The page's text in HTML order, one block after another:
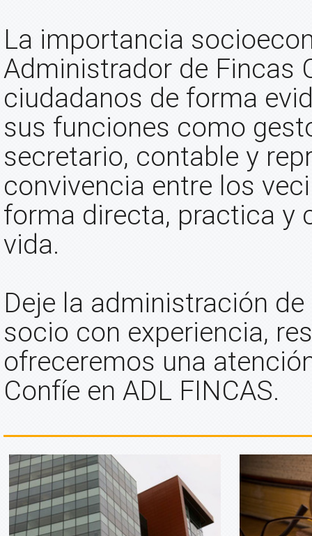
La importancia
Administrador de Fincas
ciudadanos de forma
sus funciones como
secretario, contable y
convivencia entre los
forma directa, practica y
vida.
Deje la administración
socio con experiencia,
ofreceremos una
Confíe en ADL FINCAS.